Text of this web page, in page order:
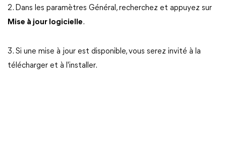
2. Dans les paramètres Général, recherchez et appuyez sur
Mise à jour logicielle.
3. Si une mise à jour est disponible, vous serez invité à la
télécharger et à l'installer.